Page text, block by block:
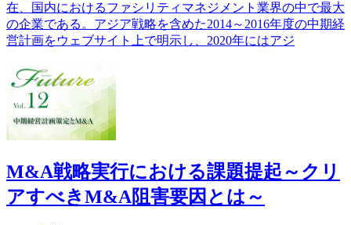
在、国内におけるファシリティマネジメント業界の中で最大
の企業である。アジア戦略を含めた2014～2016年度の中期経
営計画をウェブサイト上で明示し、2020年にはアジ
M&A戦略実行における課題提起～クリ
アすべきM&A阻害要因とは～